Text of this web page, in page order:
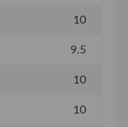
10
9.5
10
10